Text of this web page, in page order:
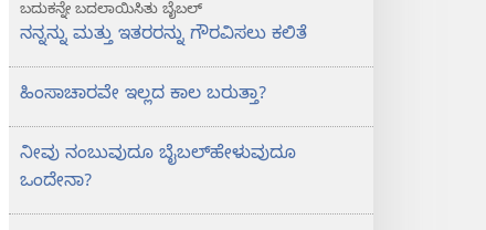
ಬದುಕನ್ನೇ ಬದಲಾಯಿಸಿತು ಬೈಬಲ್‌
ನನ್ನನ್ನು ಮತ್ತು ಇತರರನ್ನು ಗೌರವಿಸಲು ಕಲಿತೆ
ಹಿಂಸಾಚಾರವೇ ಇಲ್ಲದ ಕಾಲ ಬರುತ್ತಾ?
ನೀವು ನಂಬುವುದೂ ಬೈಬಲ್‌ಹೇಳುವುದೂ
ಒಂದೇನಾ?